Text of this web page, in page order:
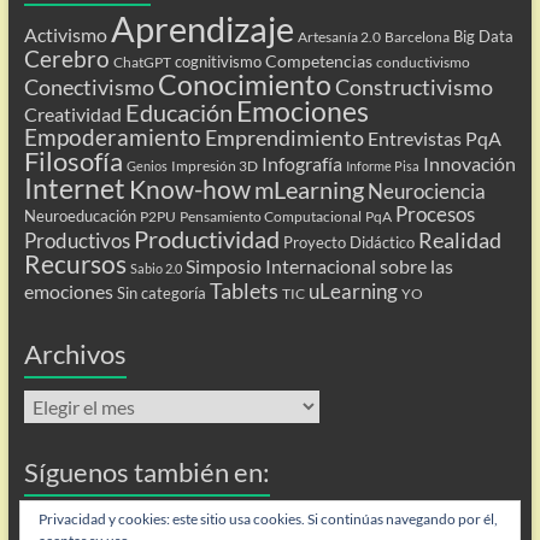
Activismo Aprendizaje Artesanía 2.0 Barcelona Big Data
Cerebro ChatGPT cognitivismo Competencias conductivismo
ConectivismoConocimientoConstructivismo
Creatividad Educación Emociones
Empoderamiento Emprendimiento Entrevistas PqA
Filosofía Genios Impresión 3D Infografía Informe Pisa Innovación
Internet Know-howmLearning Neurociencia
Neuroeducación P2PU Pensamiento Computacional PqA Procesos
Productivos Productividad Proyecto Didáctico Realidad
Recursos Sabio 2.0 Simposio Internacional sobre las
emociones Sin categoría Tablets TIC uLearning YO
Archivos
Archivos
Síguenos también en:
Flip
Privacidad y cookies: este sitio usa cookies. Si continúas navegando por él,